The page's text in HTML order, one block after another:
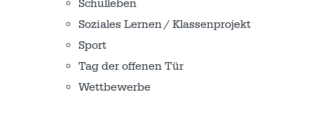
Schulleben
Soziales Lernen / Klassenprojekt
Sport
Tag der offenen Tür
Wettbewerbe